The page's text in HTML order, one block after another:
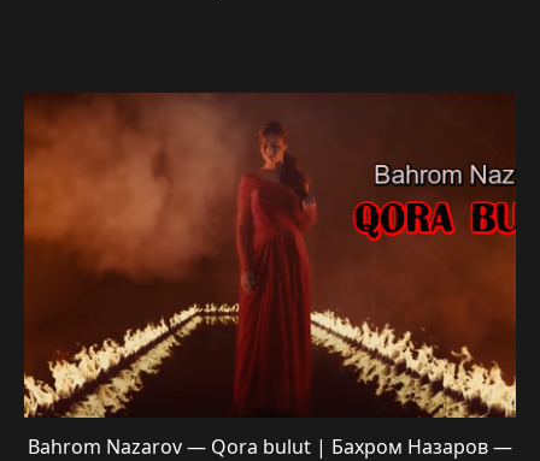
Bahrom Nazarov — Qora bulut | Бахром Назаров —